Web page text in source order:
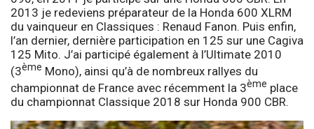
2013 je redeviens préparateur de la Honda 600 XLRM
du vainqueur en Classiques : Renaud Fanon. Puis enfin,
l’an dernier, dernière participation en 125 sur une Cagiva
125 Mito. J’ai participé également à l’Ultimate 2010
(3ème Mono), ainsi qu’à de nombreux rallyes du
championnat de France avec récemment la 3ème place
du championnat Classique 2018 sur Honda 900 CBR.